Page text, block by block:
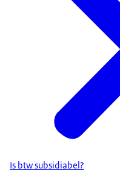
Is btw subsidiabel?